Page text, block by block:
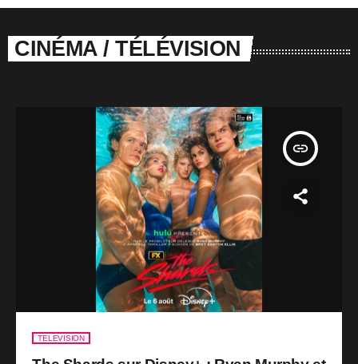
CINÉMA / TÉLÉVISION
insert_link
TELEVISION